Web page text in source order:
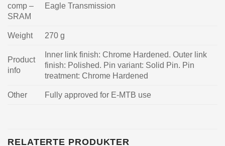
comp –
SRAM
Eagle Transmission
Weight 270 g
Product
info
Inner link finish: Chrome Hardened. Outer link
finish: Polished. Pin variant: Solid Pin. Pin
treatment: Chrome Hardened
Other Fully approved for E-MTB use
RELATERTE PRODUKTER